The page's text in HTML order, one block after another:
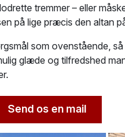
tremmer – eller
på lige præcis den altan
som ovenstående,
glæde og tilfredshed
Send os en mail